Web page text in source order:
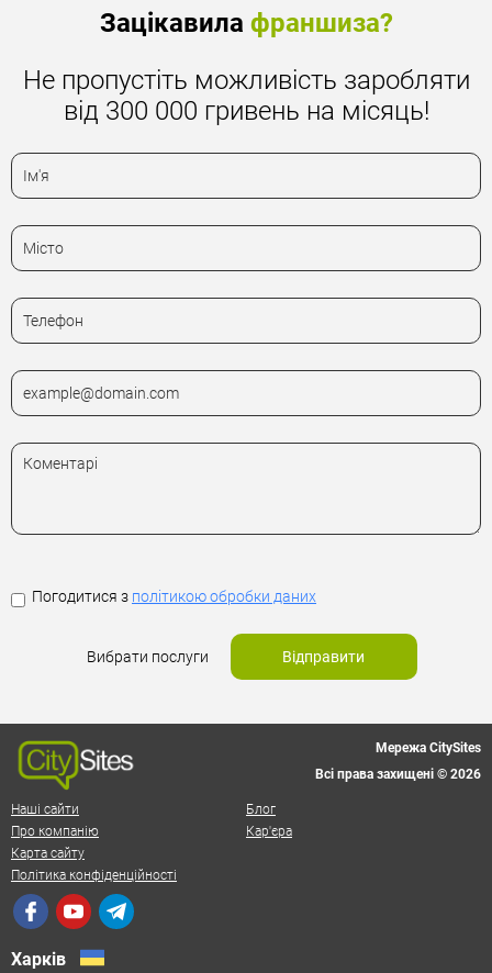
Зацікавила франшиза?
Не пропустіть можливість заробляти
від 300 000 гривень на місяць!
Погодитися з політикою обробки даних
Вибрати послуги Відправити
Мережа CitySites
Всі права захищені © 2026
Наші сайти
Блог
Про компанію
Кар'єра
Карта сайту
Політика конфіденційності
Харків